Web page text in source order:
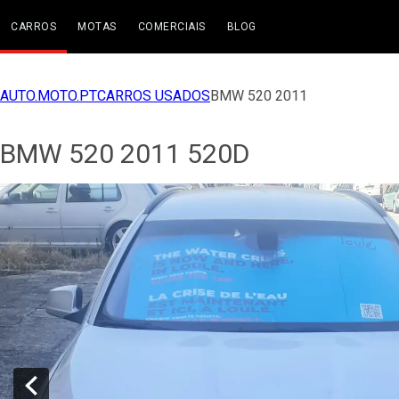
CARROS MOTAS COMERCIAIS BLOG
AUTO.MOTO.PTCARROS USADOSBMW 520 2011
BMW 520 2011 520D